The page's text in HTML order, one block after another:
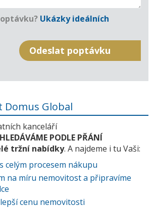
Ukázky ideálních
Domus Global
kanceláří
PODLE PŘÁNÍ
tržní nabídky. A najdeme i tu Vaši:
celým procesem nákupu
na míru nemovitost a připravíme
cenu nemovitosti